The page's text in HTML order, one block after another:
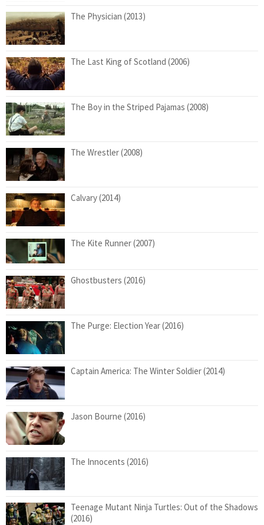
The Physician (2013)
The Last King of Scotland (2006)
The Boy in the Striped Pajamas (2008)
The Wrestler (2008)
Calvary (2014)
The Kite Runner (2007)
Ghostbusters (2016)
The Purge: Election Year (2016)
Captain America: The Winter Soldier (2014)
Jason Bourne (2016)
The Innocents (2016)
Teenage Mutant Ninja Turtles: Out of the Shadows
(2016)